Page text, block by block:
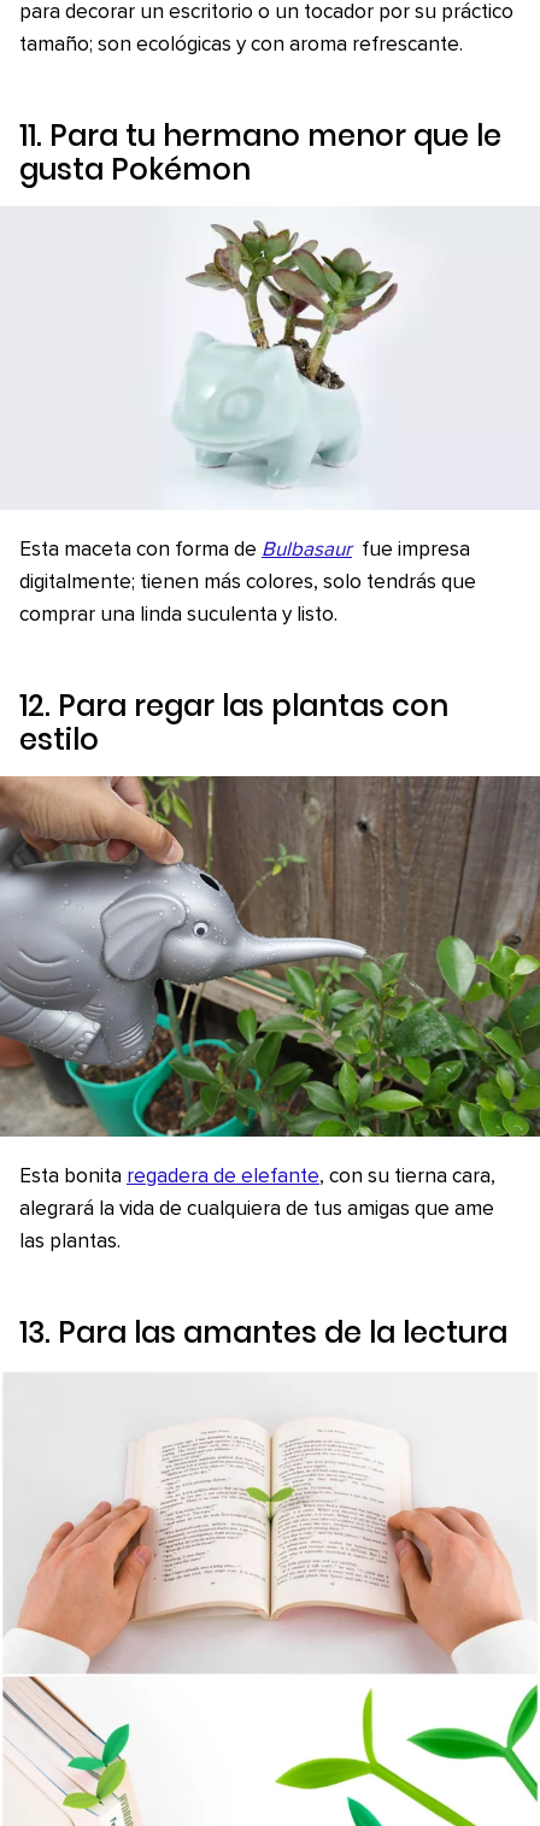
para decorar un escritorio o un tocador por su práctico
tamaño; son ecológicas y con aroma refrescante.
11. Para tu hermano menor que le
gusta Pokémon
Esta maceta con forma de Bulbasaur fue impresa
digitalmente; tienen más colores, solo tendrás que
comprar una linda suculenta y listo.
12. Para regar las plantas con
estilo
Esta bonita regadera de elefante, con su tierna cara,
alegrará la vida de cualquiera de tus amigas que ame
las plantas.
13. Para las amantes de la lectura